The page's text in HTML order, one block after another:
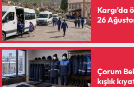
Kargı’da
26
Çorum
kışlık